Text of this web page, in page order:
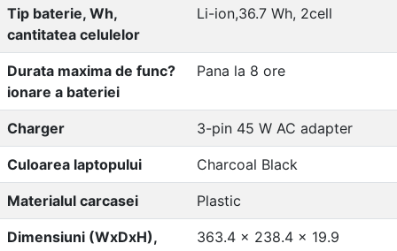
Tip baterie, Wh,
cantitatea celulelor
Li-ion,36.7 Wh, 2cell
Durata maxima de func?
ionare a bateriei
Pana la 8 ore
Charger 3-pin 45 W AC adapter
Culoarea laptopului Charcoal Black
Materialul carcasei Plastic
Dimensiuni (WxDxH),
363.4 x 238.4 x 19.9